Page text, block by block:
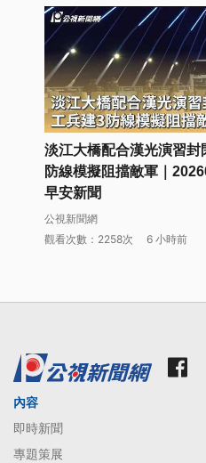
94</a><br /> -<br /> 由台
供每日正確、即時的新聞內
讚【公視新聞網FB】
https://
視新聞網IG】
https://
【公視新聞網TG】https://
■ 點擊【公視新聞網】
<br /> <a href="/tag/37232/">#M1A2T</a><a
href="/tag/9793/">#戰車</
href="/tag/18173/">#演練
href="/tag/34315/">#即時新
淡江大橋配合漢光演習封
防線模擬阻擋敵軍｜
早安新聞
公視新聞網
觀看次數：2258次
6 小時前
內容
即時新聞
專題策展